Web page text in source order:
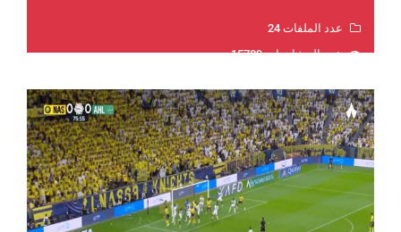
عدد الملفات 24
عدد المشاهدات 15789